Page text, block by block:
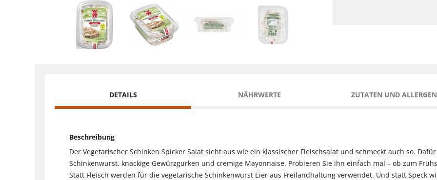
DETAILS NÄHRWERTE ZUTATEN UND
Beschreibung
Der Vegetarischer Schinken Spicker Salat sieht aus wie ein klassischer Fleischsalat und schmeckt auch so.
Schinkenwurst, knackige Gewürzgurken und cremige Mayonnaise. Probieren Sie ihn einfach mal – ob zum
Statt Fleisch werden für die vegetarische Schinkenwurst Eier aus Freilandhaltung verwendet. Und statt Speck